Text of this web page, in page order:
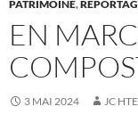
PATRIMOINE,
EN
3 MAI 2024 JC HTE